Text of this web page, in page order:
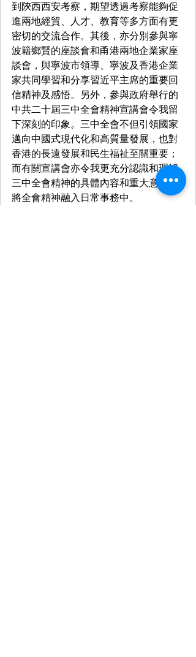
到陝西西安考察，期望透過考察能夠促
進兩地經貿、人才、教育等多方面有更
密切的交流合作。其後，亦分別參與寧
波籍鄉賢的座談會和甬港兩地企業家座
談會，與寧波市領導、寧波及香港企業
家共同學習和分享習近平主席的重要回
信精神及感悟。另外，參與政府舉行的
中共二十屆三中全會精神宣講會令我留
下深刻的印象。三中全會不但引領國家
邁向中國式現代化和高質量發展，也對
香港的長遠發展和民生福祉至關重要；
而有關宣講會亦令我更充分認識和理解
三中全會精神的具體內容和重大意義，
將全會精神融入日常事務中。